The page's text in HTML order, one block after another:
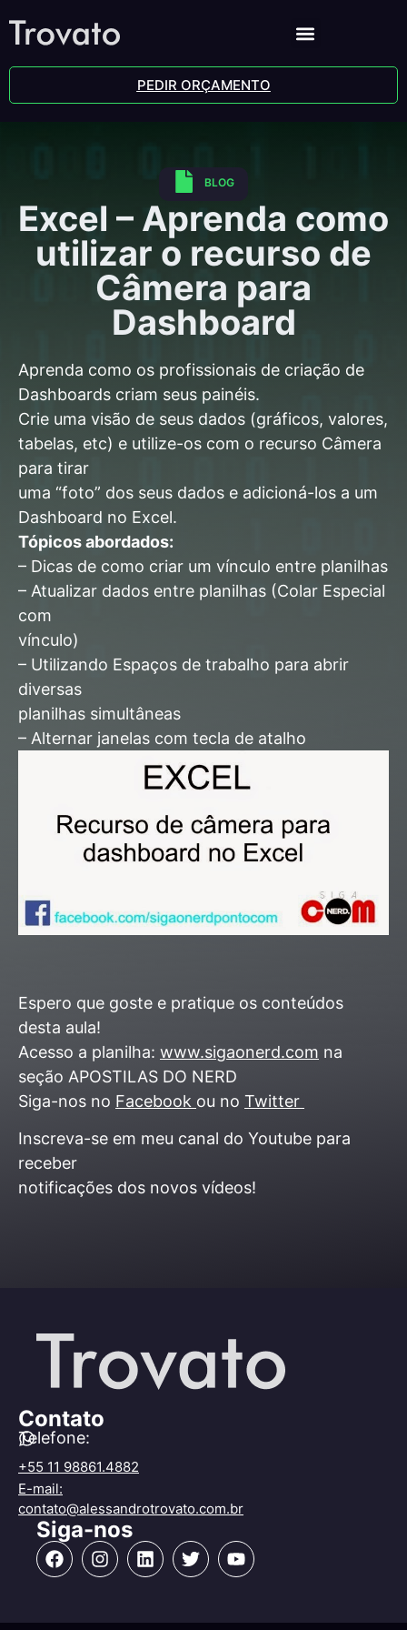
PEDIR ORÇAMENTO
BLOG
Excel – Aprenda como
utilizar o recurso de
Câmera para
Dashboard
Aprenda como os profissionais de criação de
Dashboards criam seus painéis.
Crie uma visão de seus dados (gráficos, valores,
tabelas, etc) e utilize-os com o recurso Câmera
para tirar
uma “foto” dos seus dados e adicioná-los a um
Dashboard no Excel.
Tópicos abordados:
– Dicas de como criar um vínculo entre planilhas
– Atualizar dados entre planilhas (Colar Especial
com
vínculo)
– Utilizando Espaços de trabalho para abrir
diversas
planilhas simultâneas
– Alternar janelas com tecla de atalho
Espero que goste e pratique os conteúdos
desta aula!
Acesso a planilha: www.sigaonerd.com na
seção APOSTILAS DO NERD
Siga-nos no Facebook ou no Twitter
Inscreva-se em meu canal do Youtube para
receber
notificações dos novos vídeos!
Contato
Telefone:
+55 11 98861.4882
E-mail:
contato@alessandrotrovato.com.br
Siga-nos